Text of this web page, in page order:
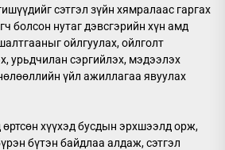
сэтгэл зүйн хямралаас гаргах
болсон нутаг дэвсгэрийн хүн амд
ойлгуулах, ойлголт
урьдчилан сэргийлэх, мэдээлэх
үйл ажиллагаа явуулах
хүүхэд бусдын эрхшээлд орж,
бүтэн байдлаа алдаж, сэтгэл